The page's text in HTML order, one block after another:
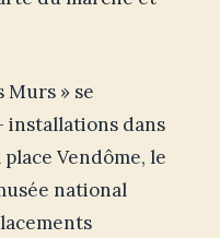
Murs » se
installations dans
Vendôme, le
national